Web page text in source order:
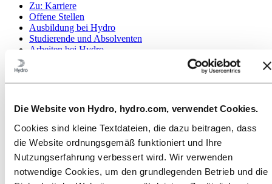
Die Website von Hydro, hydro.com, verwendet Cookies.
Cookies sind kleine Textdateien, die dazu beitragen, dass
die Website ordnungsgemäß funktioniert und Ihre
Nutzungserfahrung verbessert wird. Wir verwenden
notwendige Cookies, um den grundlegenden Betrieb und die
Zu: Karriere
Offene Stellen
Ausbildung bei Hydro
Studierende und Absolventen
Arbeiten bei Hydro
Bewerbungsprozess
Zu:Investoren
Investoren
Zu:Medien
News
Hydro auf einen Blick
Mediengalerie